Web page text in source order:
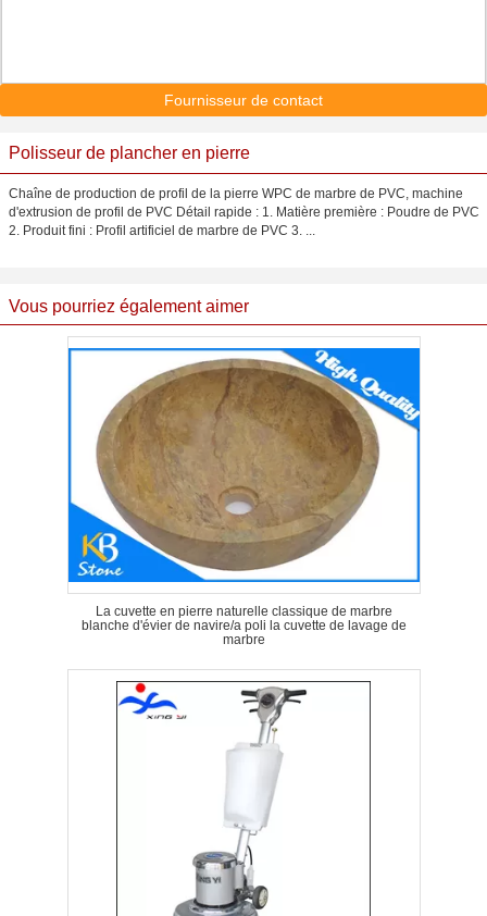
Fournisseur de contact
Polisseur de plancher en pierre
Chaîne de production de profil de la pierre WPC de marbre de PVC, machine
d'extrusion de profil de PVC Détail rapide : 1. Matière première : Poudre de PVC
2. Produit fini : Profil artificiel de marbre de PVC 3. ...
Vous pourriez également aimer
La cuvette en pierre naturelle classique de marbre
blanche d'évier de navire/a poli la cuvette de lavage de
marbre